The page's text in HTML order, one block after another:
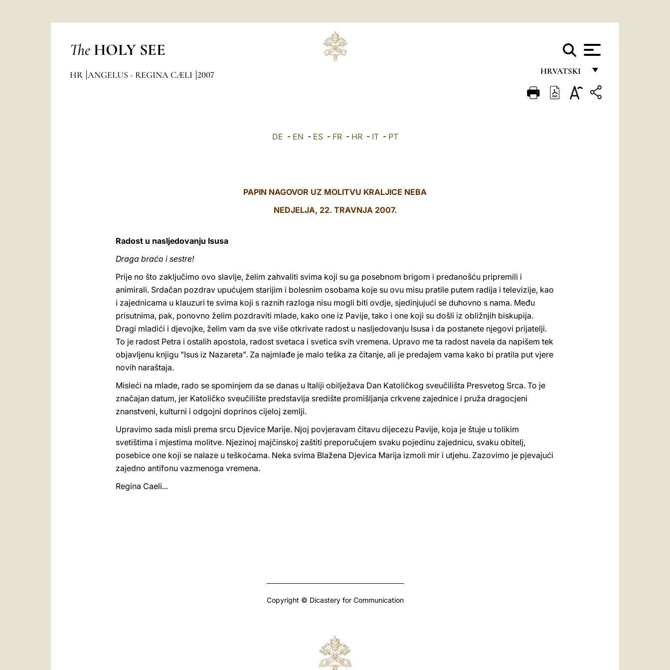
The HOLY SEE
HRVATSKI
FRANÇAIS
HR ANGELUS - REGINA CÆLI 2007
DE - EN - ES- FR- HR- IT- PT
PAPIN NAGOVOR UZ MOLITVU KRALJICE NEBA
NEDJELJA, 22. TRAVNJA 2007.
Radost u nasljedovanju Isusa
Draga braćo i sestre!
Prije no što zaključimo ovo slavlje, želim zahvaliti svima koji su ga posebnom brigom i predanošću pripremili i
animirali. Srdačan pozdrav upućujem starijim i bolesnim osobama koje su ovu misu pratile putem radija i televizije, kao
i zajednicama u klauzuri te svima koji s raznih razloga nisu mogli biti ovdje, sjedinjujući se duhovno s nama. Među
prisutnima, pak, ponovno želim pozdraviti mlade, kako one iz Pavije, tako i one koji su došli iz obližnjih biskupija.
Dragi mladići i djevojke, želim vam da sve više otkrivate radost u nasljedovanju Isusa i da postanete njegovi prijatelji.
To je radost Petra i ostalih apostola, radost svetaca i svetica svih vremena. Upravo me ta radost navela da napišem tek
objavljenu knjigu "Isus iz Nazareta". Za najmlađe je malo teška za čitanje, ali je predajem vama kako bi pratila put vjere
novih naraštaja.
Misleći na mlade, rado se spominjem da se danas u Italiji obilježava Dan Katoličkog sveučilišta Presvetog Srca. To je
značajan datum, jer Katoličko sveučilište predstavlja središte promišljanja crkvene zajednice i pruža dragocjeni
znanstveni, kulturni i odgojni doprinos cijeloj zemlji.
Upravimo sada misli prema srcu Djevice Marije. Njoj povjeravam čitavu dijecezu Pavije, koja je štuje u tolikim
svetištima i mjestima molitve. Njezinoj majčinskoj zaštiti preporučujem svaku pojedinu zajednicu, svaku obitelj,
posebice one koji se nalaze u teškoćama. Neka svima Blažena Djevica Marija izmoli mir i utjehu. Zazovimo je pjevajući
zajedno antifonu vazmenoga vremena.
Regina Caeli...
Copyright © Dicastery for Communication